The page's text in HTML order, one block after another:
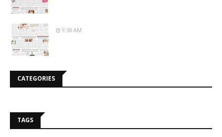
9:38 AM
CATEGORIES
TAGS